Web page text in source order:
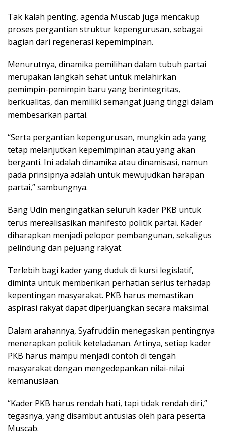
Tak kalah penting, agenda Muscab juga mencakup
proses pergantian struktur kepengurusan, sebagai
bagian dari regenerasi kepemimpinan.
Menurutnya, dinamika pemilihan dalam tubuh partai
merupakan langkah sehat untuk melahirkan
pemimpin-pemimpin baru yang berintegritas,
berkualitas, dan memiliki semangat juang tinggi dalam
membesarkan partai.
“Serta pergantian kepengurusan, mungkin ada yang
tetap melanjutkan kepemimpinan atau yang akan
berganti. Ini adalah dinamika atau dinamisasi, namun
pada prinsipnya adalah untuk mewujudkan harapan
partai,” sambungnya.
Bang Udin mengingatkan seluruh kader PKB untuk
terus merealisasikan manifesto politik partai. Kader
diharapkan menjadi pelopor pembangunan, sekaligus
pelindung dan pejuang rakyat.
Terlebih bagi kader yang duduk di kursi legislatif,
diminta untuk memberikan perhatian serius terhadap
kepentingan masyarakat. PKB harus memastikan
aspirasi rakyat dapat diperjuangkan secara maksimal.
Dalam arahannya, Syafruddin menegaskan pentingnya
menerapkan politik keteladanan. Artinya, setiap kader
PKB harus mampu menjadi contoh di tengah
masyarakat dengan mengedepankan nilai-nilai
kemanusiaan.
“Kader PKB harus rendah hati, tapi tidak rendah diri,”
tegasnya, yang disambut antusias oleh para peserta
Muscab.